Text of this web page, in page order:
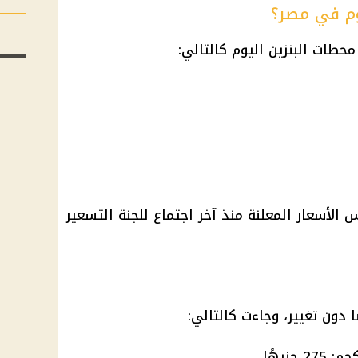
في مصر؟
البنزين اليوم كالتالي:
الأسعارالمعلنة منذ آخر اجتماع للجنة التسعير
دون تغيير، وجاءت كالتالي: